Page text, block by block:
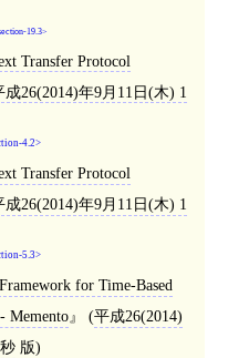
19.3
Transfer Protocol
成26(2014)年9月11日(木) 1
4.2
Transfer Protocol
成26(2014)年9月11日(木) 1
5.3
for Time-Based
Memento
(平成26(2014)
版)